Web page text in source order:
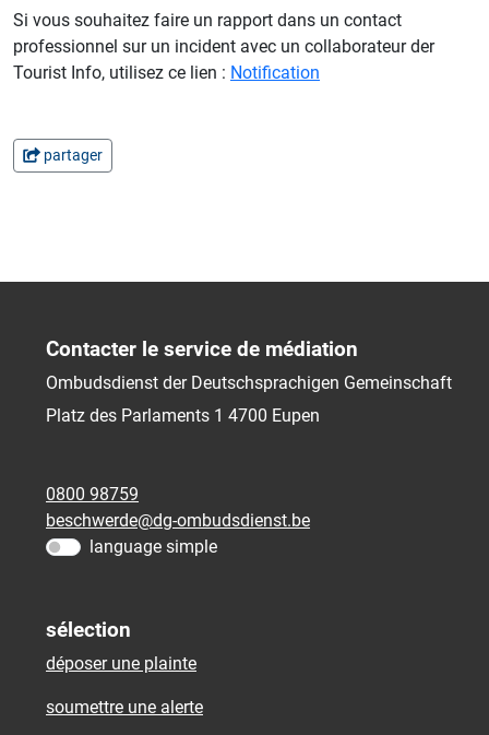
Si vous souhaitez faire un rapport dans un contact
professionnel sur un incident avec un collaborateur der
Tourist Info, utilisez ce lien : Notification
partager
Contacter le service de médiation
Ombudsdienst der Deutschsprachigen Gemeinschaft
Platz des Parlaments 1 4700 Eupen
0800 98759
beschwerde@dg-ombudsdienst.be
language simple
sélection
déposer une plainte
soumettre une alerte